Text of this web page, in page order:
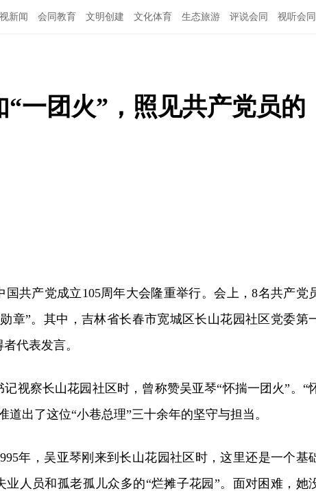
新闻 会同教育 文明创建 文化体育 生态旅游 评说会同 视听会同
一团火”，照见共产党员的
国共产党成立105周年大会隆重举行。会上，8名共产党
章”。其中，吉林省长春市宽城区长山花园社区党委第
代表发言。
记视察长山花园社区时，曾称赞吴亚琴“怀揣一团火”。“
道出了这位“小巷总理”三十余年的坚守与担当。
年，吴亚琴刚来到长山花园社区时，这里还是一个基
业人员和孤老孤儿众多的“烂摊子花园”。面对困难，她